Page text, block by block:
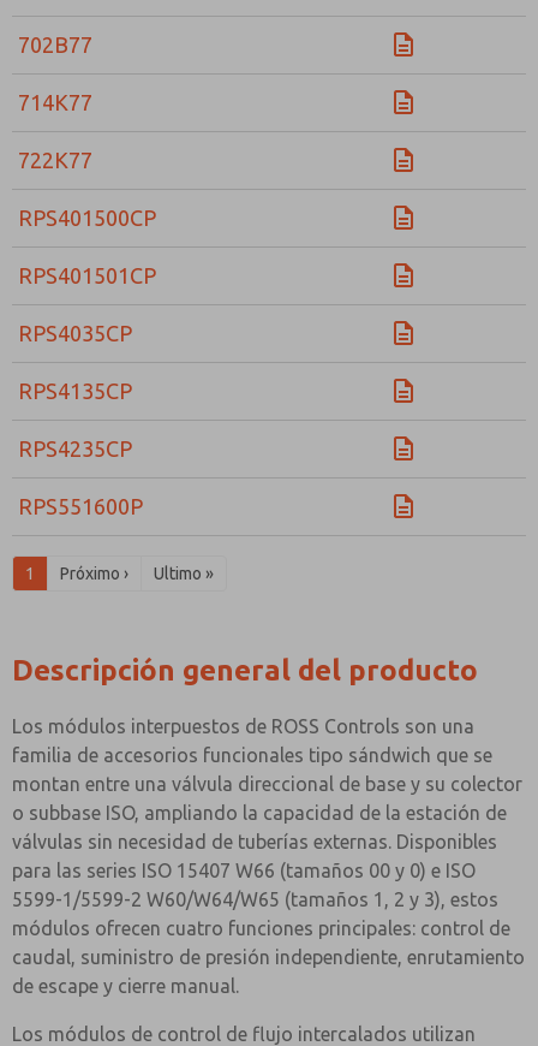
702B77
714K77
722K77
RPS401500CP
RPS401501CP
RPS4035CP
RPS4135CP
RPS4235CP
RPS551600P
1 Próximo › Ultimo »
Descripción general del producto
Los módulos interpuestos de ROSS Controls son una
familia de accesorios funcionales tipo sándwich que se
montan entre una válvula direccional de base y su colector
o subbase ISO, ampliando la capacidad de la estación de
válvulas sin necesidad de tuberías externas. Disponibles
para las series ISO 15407 W66 (tamaños 00 y 0) e ISO
5599-1/5599-2 W60/W64/W65 (tamaños 1, 2 y 3), estos
módulos ofrecen cuatro funciones principales: control de
caudal, suministro de presión independiente, enrutamiento
de escape y cierre manual.
Los módulos de control de flujo intercalados utilizan